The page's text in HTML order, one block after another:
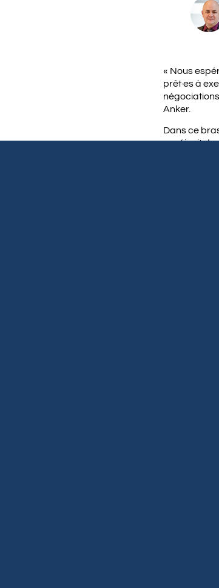
« Nous
prêt·es à
Anker.
Dans ce
se réjouit du